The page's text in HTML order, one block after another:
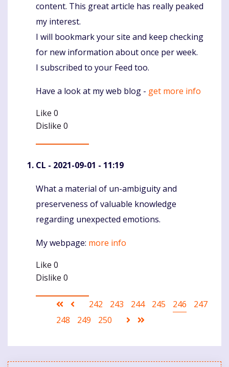
content. This great article has really peaked
my interest.
I will bookmark your site and keep checking
for new information about once per week.
I subscribed to your Feed too.
Have a look at my web blog - get more info
Like 0
Dislike 0
CL - 2021-09-01 - 11:19
Komentaras
What a material of un-ambiguity and
preserveness of valuable knowledge
regarding unexpected emotions.
My webpage: more info
Like 0
Dislike 0
Pagination
First
page
Ankstesnis
puslapis
Puslapis
242 Puslapis
243 Puslapis
244 Puslapis
245
Current
246 Puslapis
247
Puslapis
248 Puslapis
249 Puslapis
250
Sekantis